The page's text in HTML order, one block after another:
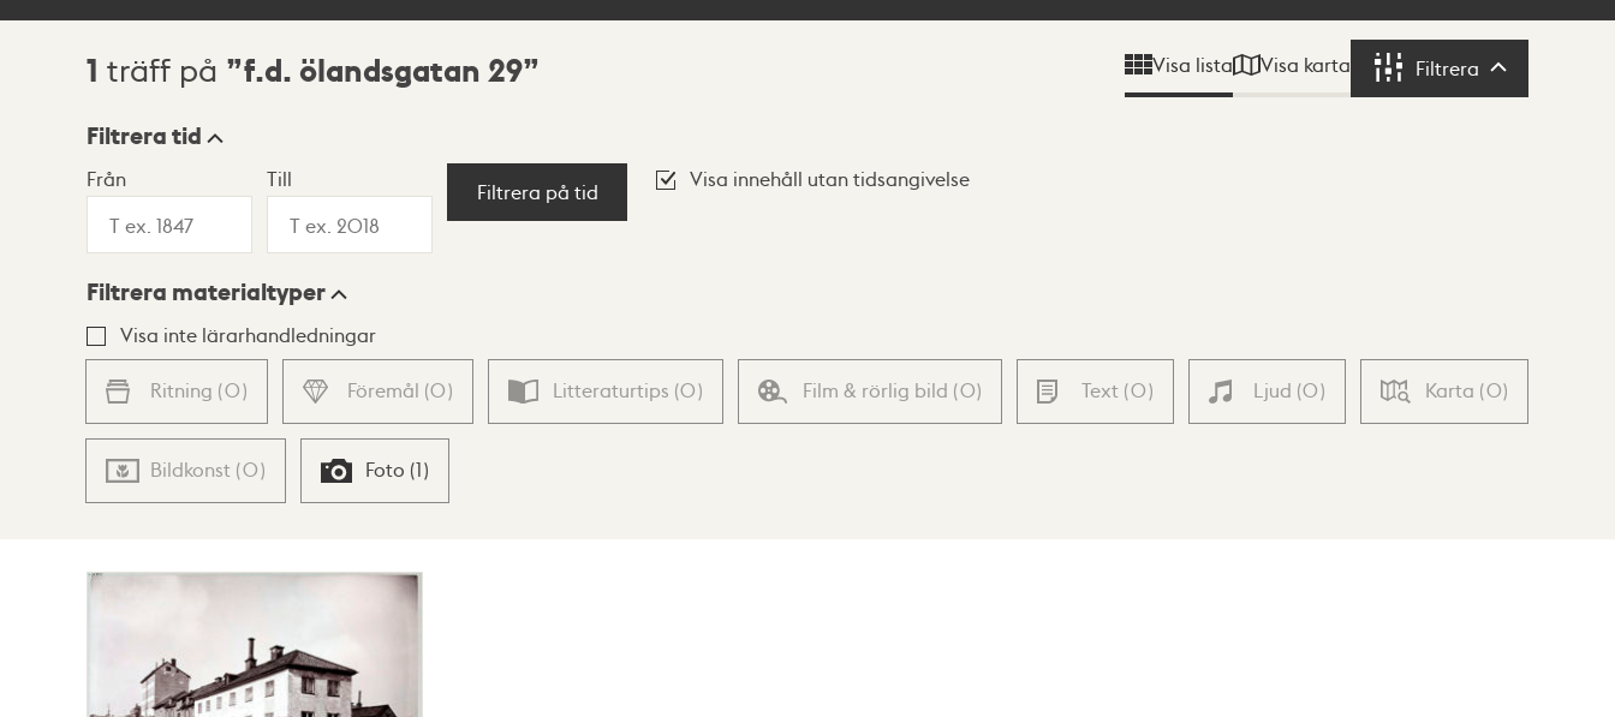
Sökresultat
1 träff på f.d. ölandsgatan 29 Visa lista Visa karta Filtrera Filtrera
Visningsläge
Lista Karta
Filtrera tid
Från Till
Filtrera på tid
Visa innehåll utan tidsangivelse
Filtrera materialtyper
Visa inte lärarhandledningar
Ritning (0) Föremål (0) Litteraturtips (0) Film & rörlig bild (0) Text (0) Ljud (0) Karta (0)
Bildkonst (0) Foto (1)